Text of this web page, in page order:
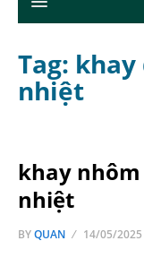
Tag:
nhiệt
khay
nhiệt
BYQUAN 14/05/2025